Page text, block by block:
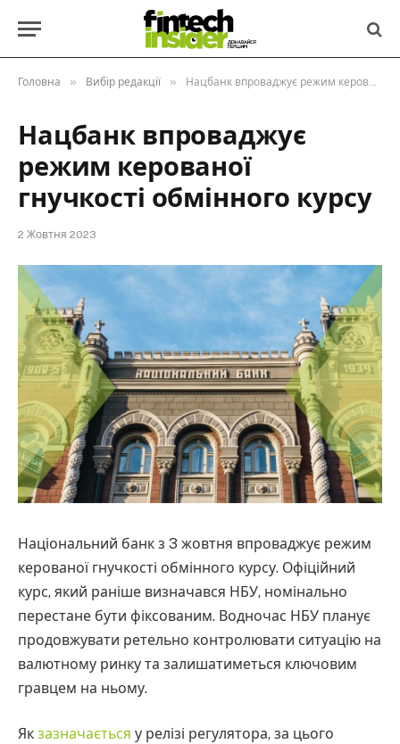
Головна » Вибір редакції » Нацбанк впроваджує режим керованої гнучкості обмінного курсу
Нацбанк впроваджує
режим керованої
гнучкості обмінного курсу
2 Жовтня 2023
Національний банк з 3 жовтня впроваджує режим
керованої гнучкості обмінного курсу. Офіційний
курс, який раніше визначався НБУ, номінально
перестане бути фіксованим. Водночас НБУ планує
продовжувати ретельно контролювати ситуацію на
валютному ринку та залишатиметься ключовим
гравцем на ньому.
Як зазначається у релізі регулятора, за цього